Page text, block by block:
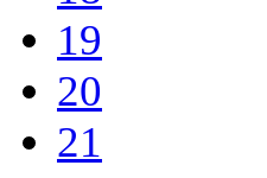
19
20
21